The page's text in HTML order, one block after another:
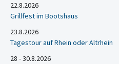
22.8.2026
Grillfest im Bootshaus
23.8.2026
Tagestour auf Rhein oder Altrhein
28 - 30.8.2026